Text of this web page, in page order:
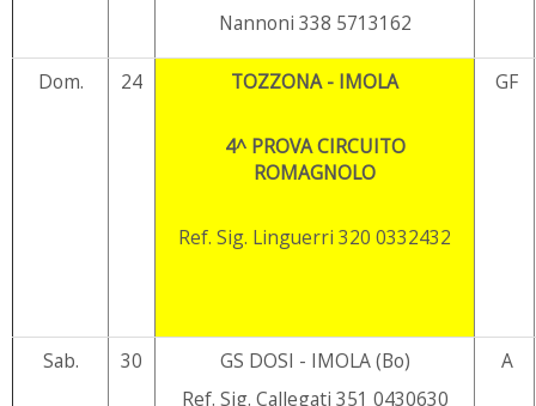
Nannoni 338 5713162
Dom. 24 TOZZONA - IMOLA
4^ PROVA CIRCUITO
ROMAGNOLO
Ref. Sig. Linguerri 320 0332432
GF
Sab. 30
GS DOSI - IMOLA (Bo)
Ref. Sig. Callegati 351 0430630
A